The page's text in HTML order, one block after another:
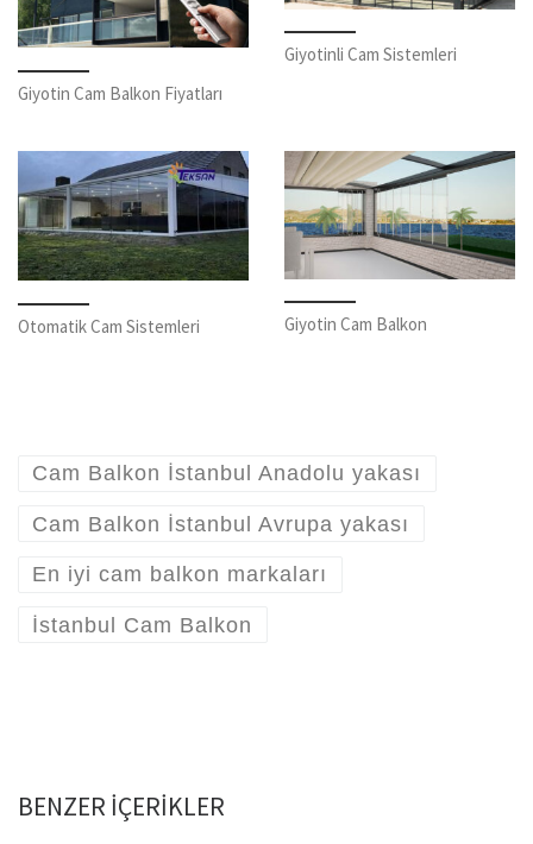
Giyotin Cam Balkon Fiyatları
Giyotinli Cam Sistemleri
Otomatik Cam Sistemleri Giyotin Cam Balkon
Cam Balkon İstanbul Anadolu yakası
Cam Balkon İstanbul Avrupa yakası
En iyi cam balkon markaları
İstanbul Cam Balkon
BENZER IÇERIKLER